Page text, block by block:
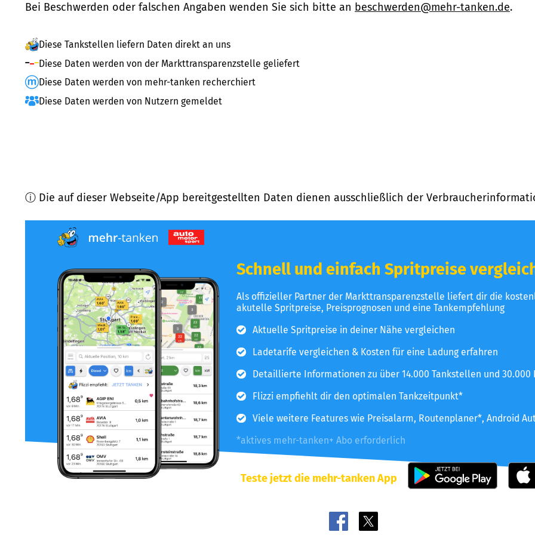
Bei Beschwerden oder falschen Angaben wenden Sie sich bitte an beschwerden@mehr-tanken.de.
Diese Tankstellen liefern Daten direkt an uns
Diese Daten werden von der Markttransparenzstelle geliefert
Diese Daten werden von mehr-tanken recherchiert
Diese Daten werden von Nutzern gemeldet
ⓘ Die auf dieser Webseite/App bereitgestellten Daten dienen ausschließlich der
Schnell und einfach Spritpreise
Als offizieller Partner der Markttransparenzstelle liefert dir die
akutelle Spritpreise, Preisprognosen und eine Tankempfehlung
Aktuelle Spritpreise in deiner Nähe vergleichen
Ladetarife vergleichen & Kosten für eine Ladung erfahren
Detaillierte Informationen zu über 14.000 Tankstellen und 30.000
Flizzi empfiehlt dir den optimalen Tankzeitpunkt*
Viele weitere Features wie Preisalarm, Routenplaner*, Android
*aktives mehr-tanken+ Abo erforderlich
Teste jetzt die mehr-tanken App